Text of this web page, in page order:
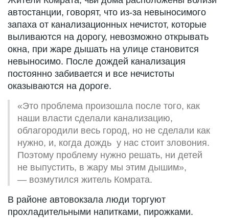
автостанции, говорят, что из-за невыносимого
запаха от канализационных нечистот, которые
выливаются на дорогу, невозможно открывать
окна, при жаре дышать на улице становится
невыносимо. После дождей канализация
постоянно забивается и все нечистоты
оказываются на дороге.
«Это проблема произошла после того, как
наши власти сделали канализацию,
облагородили весь город, но не сделали как
нужно, и, когда дождь у нас стоит зловония.
Поэтому проблему нужно решать, ни детей
не выпустить, в жару мы этим дышим»,
— возмутился житель Комрата.
В районе автовокзала люди торгуют
прохладительными напитками, пирожками.